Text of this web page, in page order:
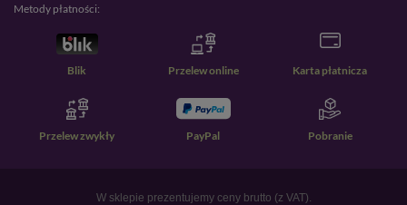
Metody płatności:
Blik Przelew online Karta płatnicza
Przelew zwykły PayPal Pobranie
W sklepie prezentujemy ceny brutto (z VAT).